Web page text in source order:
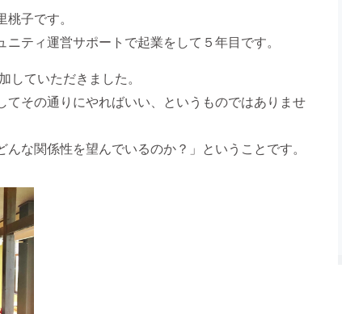
子です。
ティ運営サポートで起業をして５年目です。
ていただきました。
てその通りにやればいい、というものではありませ
な関係性を望んでいるのか？」ということです。